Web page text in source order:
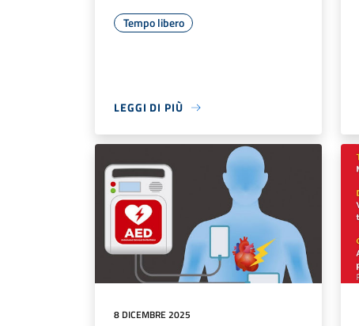
Tempo libero
LEGGI DI PIÙ
8 DICEMBRE 2025